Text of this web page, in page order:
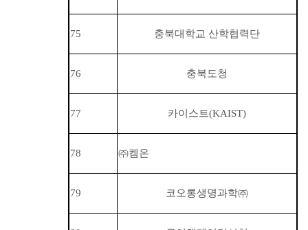
75 충북대학교 산학협력단
76 충북도청
77 카이스트(KAIST)
78 ㈜켐온
79 코오롱생명과학㈜